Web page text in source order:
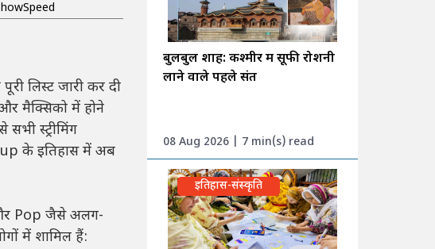
लिस्ट जारी कर दी
मैक्सिको में होने
स्ट्रीमिंग
के इतिहास में अब
Pop जैसे अलग-
में शामिल हैं:
बुलबुल शाह: कश्मीर में सूफी रोशनी
लाने वाले पहले संत
08 Aug 2026 | 7 min(s) read
इतिहास-संस्कृति